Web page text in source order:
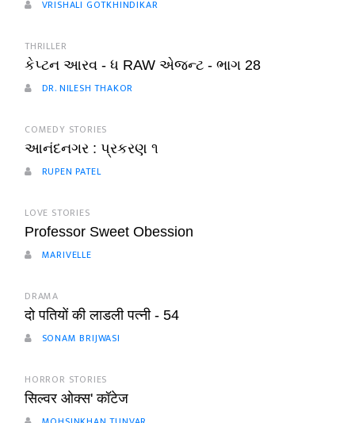
VRISHALI GOTKHINDIKAR
THRILLER
કેપ્ટન આરવ - ધ RAW એજન્ટ - ભાગ 28
DR. NILESH THAKOR
COMEDY STORIES
આનંદનગર : પ્રકરણ ૧
RUPEN PATEL
LOVE STORIES
Professor Sweet Obession
MARIVELLE
DRAMA
दो पतियों की लाडली पत्नी - 54
SONAM BRIJWASI
HORROR STORIES
सिल्वर ओक्स' कॉटेज